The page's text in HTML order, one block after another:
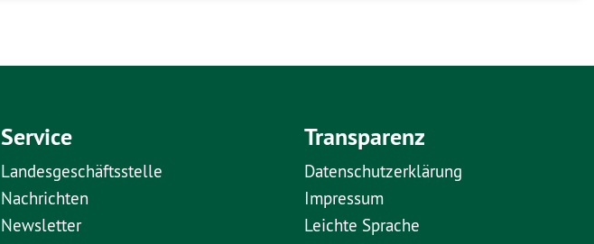
Service
Landesgeschäftsstelle
Nachrichten
Newsletter
Transparenz
Datenschutzerklärung
Impressum
Leichte Sprache